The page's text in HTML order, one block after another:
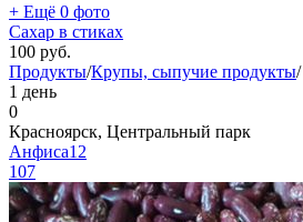
+ Ещё 0 фото
Сахар в стиках
100 руб.
Продукты/Крупы, сыпучие продукты/
1 день
0
Красноярск, Центральный парк
Анфиса12
107